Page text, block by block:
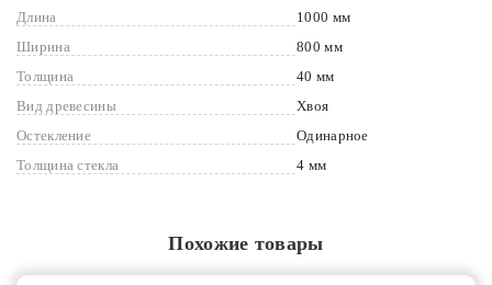
Длина
1000 мм
Ширина
800 мм
Толщина
40 мм
Вид древесины
Хвоя
Остекление
Одинарное
Толщина стекла
4 мм
Похожие товары